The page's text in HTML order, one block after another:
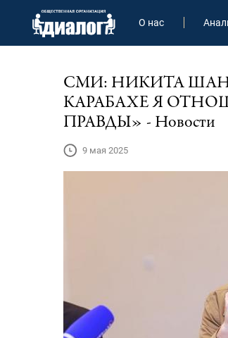
О нас
СМИ: НИКИТА
КАРАБАХЕ Я
ПРАВДЫ» - Новости
9 мая 2025